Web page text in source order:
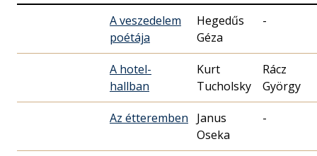
A veszedelem
poétája
Hegedűs
Géza
-
A hotel-
hallban
Kurt
Tucholsky
Rácz
György
Az étteremben
Janus
Oseka
-